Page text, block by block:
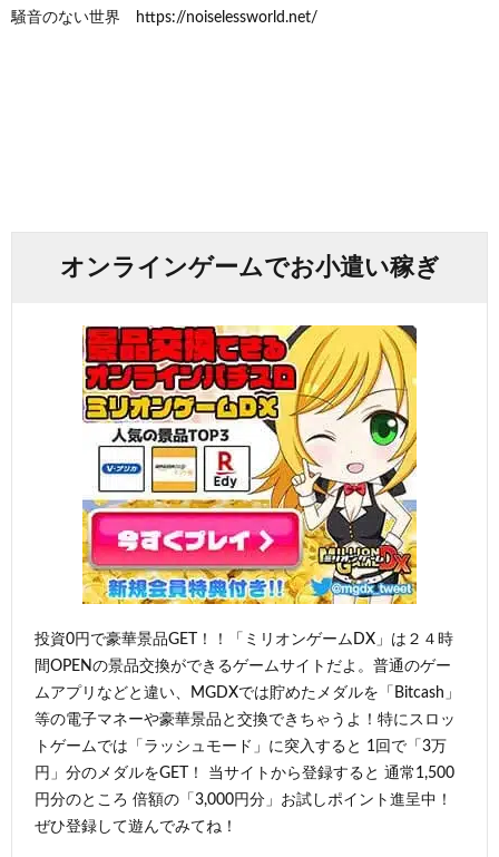
騒音のない世界 https://noiselessworld.net/
オンラインゲームでお小遣い稼ぎ
投資0円で豪華景品GET！！「ミリオンゲームDX」は２４時
間OPENの景品交換ができるゲームサイトだよ。普通のゲー
ムアプリなどと違い、MGDXでは貯めたメダルを「Bitcash」
等の電子マネーや豪華景品と交換できちゃうよ！特にスロッ
トゲームでは「ラッシュモード」に突入すると 1回で「3万
円」分のメダルをGET！ 当サイトから登録すると 通常1,500
円分のところ 倍額の「3,000円分」お試しポイント進呈中！
ぜひ登録して遊んでみてね！